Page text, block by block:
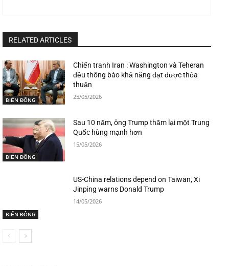
RELATED ARTICLES
BIỂN ĐÔNG
Chiến tranh Iran : Washington và Teheran
đều thông báo khả năng đạt được thỏa
thuận
25/05/2026
BIỂN ĐÔNG
Sau 10 năm, ông Trump thăm lại một Trung
Quốc hùng mạnh hơn
15/05/2026
BIỂN ĐÔNG
US-China relations depend on Taiwan, Xi
Jinping warns Donald Trump
14/05/2026